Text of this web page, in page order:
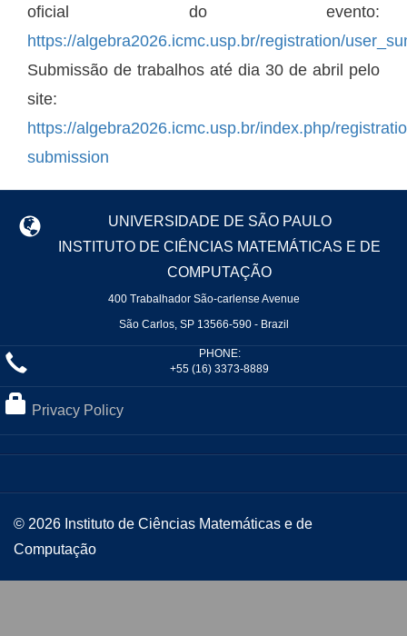
oficial do evento:
https://algebra2026.icmc.usp.br/registration/
Submissão de trabalhos até dia 30 de abril pelo
site:
https://algebra2026.icmc.usp.br/index.php/
submission
UNIVERSIDADE DE SÃO PAULO
INSTITUTO DE CIÊNCIAS MATEMÁTICAS E DE
COMPUTAÇÃO
400 Trabalhador São-carlense Avenue
São Carlos, SP 13566-590 - Brazil
PHONE:
+55 (16) 3373-8889
Privacy Policy
© 2026 Instituto de Ciências Matemáticas e de
Computação